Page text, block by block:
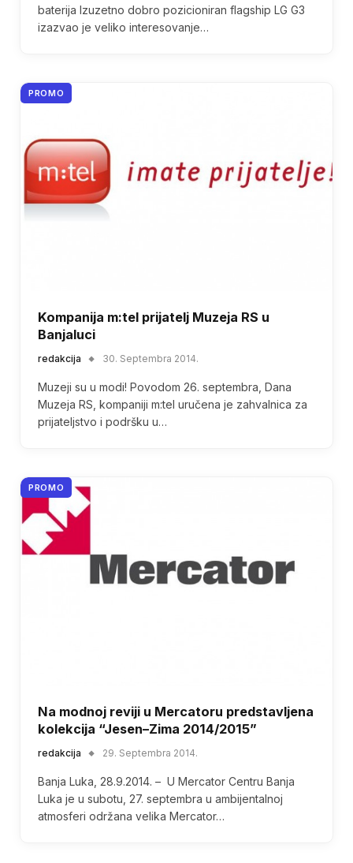
baterija Izuzetno dobro pozicioniran flagship LG G3
izazvao je veliko interesovanje…
PROMO
Kompanija m:tel prijatelj Muzeja RS u
Banjaluci
redakcija 30. Septembra 2014.
Muzeji su u modi! Povodom 26. septembra, Dana
Muzeja RS, kompaniji m:tel uručena je zahvalnica za
prijateljstvo i podršku u…
PROMO
Na modnoj reviji u Mercatoru predstavljena
kolekcija “Jesen–Zima 2014/2015”
redakcija 29. Septembra 2014.
Banja Luka, 28.9.2014. – U Mercator Centru Banja
Luka je u subotu, 27. septembra u ambijentalnoj
atmosferi održana velika Mercator…